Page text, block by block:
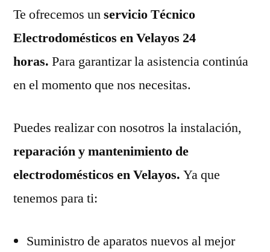
Te ofrecemos unservicio Técnico
Electrodomésticos en Velayos 24
horas. Para garantizar la asistencia continúa
en el momento que nos necesitas.
Puedes realizar con nosotros la instalación,
reparación y mantenimiento de
electrodomésticos en Velayos. Ya que
tenemos para ti:
Suministro de aparatos nuevos al mejor